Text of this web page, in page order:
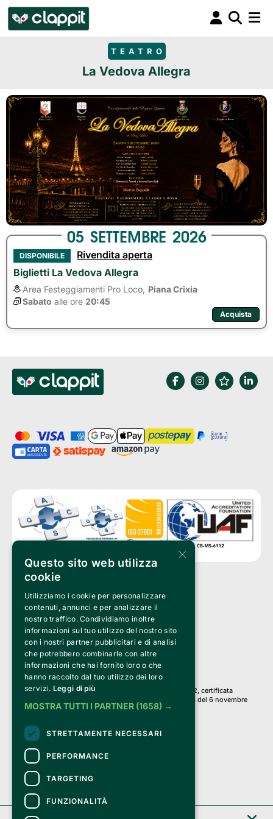
TEATRO
La Vedova Allegra
05 SETTEMBRE 2026
DISPONIBILE
Rivendita aperta
Biglietti La Vedova Allegra
Area Festeggiamenti Pro Loco, Piana Crixia
Sabato alle ore 20:45
Acquista
Clappit è un marchio di proprietà di:
Bemils Srl
a Socio Unico
Via Fosse Ardeatine, 4 -20092 Cinisello Balsamo (MI)
PI 05589050961
Iscr. C.C.I.A.A. Milano R.E.A. 1833471
© 2010-2025 Bemils Srl - Tutti i diritti riservati
Credits:
Clappit è basato sulla piattaforma di biglietteria Belive 6.2, certificata
dall’Agenzia delle Entrate con protocollo n. 2025/445474 del 6 novembre
2025.
Su Clappit i tuoi acquisti ed i tuoi dati
sono sicuri e protetti da un certificato SSL
con crittografia a 128 bit.
×
Questo sito web utilizza
cookie
Utilizziamo i cookie per personalizzare
contenuti, annunci e per analizzare il
nostro traffico. Condividiamo inoltre
informazioni sul tuo utilizzo del nostro sito
con i nostri partner pubblicitari e di analisi
che potrebbero combinarle con altre
informazioni che hai fornito loro o che
hanno raccolto dal tuo utilizzo dei loro
servizi. Leggi di più
MOSTRA TUTTI I PARTNER (1658) →
STRETTAMENTE NECESSARI
PERFORMANCE
TARGETING
FUNZIONALITÀ